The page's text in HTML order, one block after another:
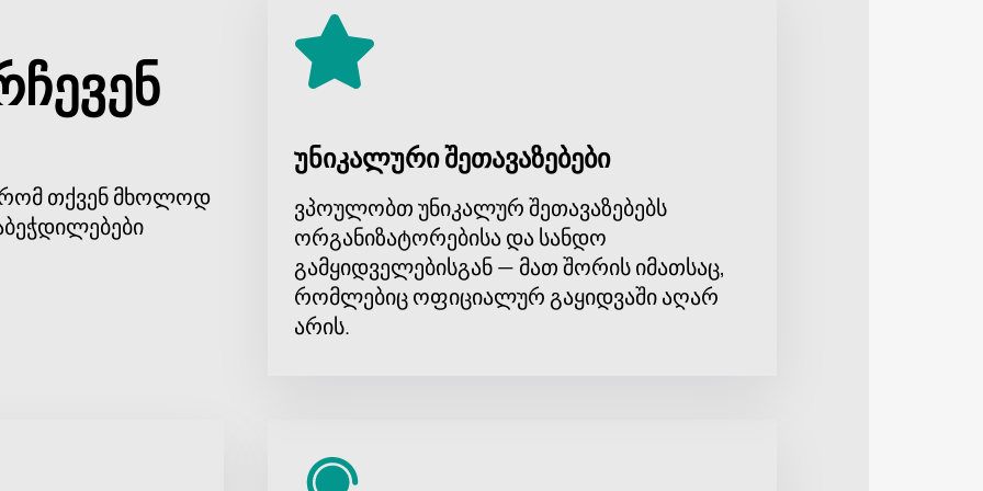
ინტერნეტ მედიის, არამედ დსთ-ს სხვა ცნობილი შემსრულებლების ყურადღება, მათ შორის
მათი ერთობლივი სიმღერა "ლამბადა" ძალიან წარმატებული იყო.
Youth '97"," Foreigner "და" Blossom or Perish", მიიღო ფანების აღიარება და გახდა მისი
Silk Factory Studio Tbilisi-ში თავის გულშემატკივრებს გაახარებს. აქ შეგიძლიათ შეიძინოთ
და მარტივად. ბილეთების ონლაინ შესაძენად ეწვიეთ ჩვენს ვებ-გვერდს. არ გამოტოვოთ
ცოცხალი შესრულებით და განიცადოთ მისი მუსიკის ენერგია დანარჩენ აუდიტორიასთან
რომ თქვენ მხოლოდ
უნიკალური შეთავაზებები
ვპოულობთ უნიკალურ შეთავაზებებს
ორგანიზატორებისა და სანდო
გამყიდველებისგან — მათ შორის იმათსაც,
რომლებიც ოფიციალურ გაყიდვაში აღარ
არის.